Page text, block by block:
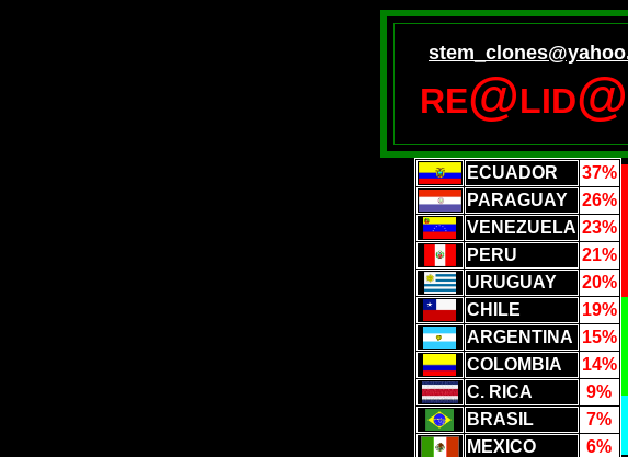
RE@LID@
ECUADOR
37%
PARAGUAY
26%
VENEZUELA 23%
PERU
21%
URUGUAY
20%
CHILE
19%
ARGENTINA 15%
COLOMBIA
14%
C. RICA
9%
BRASIL
7%
MEXICO
6%